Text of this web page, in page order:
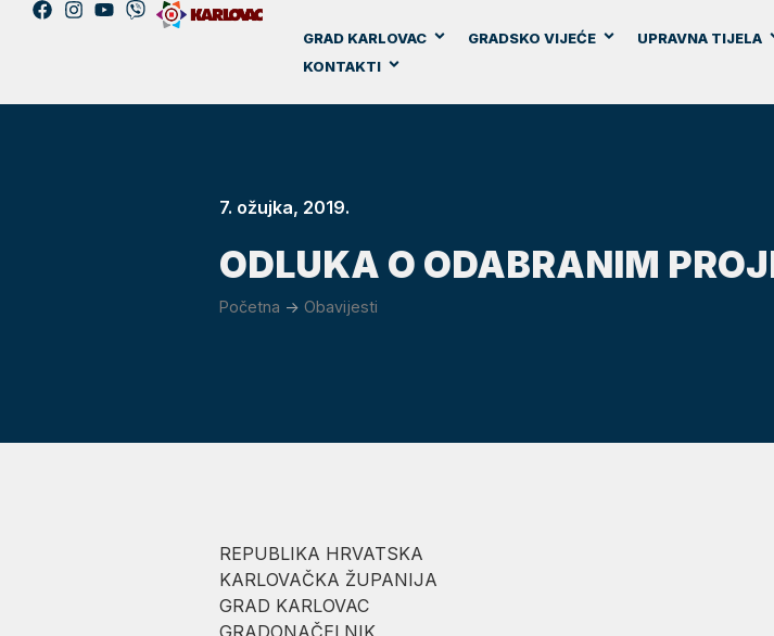
GRAD KARLOVAC GRADSKO VIJEĆE UPRAVNA TIJELA
KONTAKTI
7. ožujka, 2019.
ODLUKA O ODABRANIM
Početna -> Obavijesti
REPUBLIKA HRVATSKA
KARLOVAČKA ŽUPANIJA
GRAD KARLOVAC
GRADONAČELNIK